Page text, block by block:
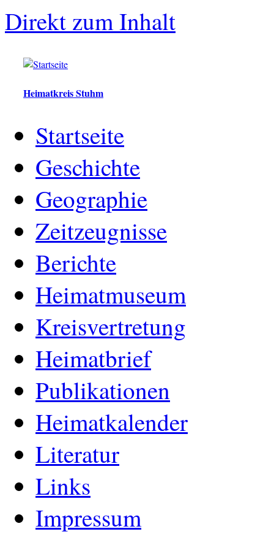
Direkt zum Inhalt
Heimatkreis Stuhm
Startseite
Geschichte
Geographie
Zeitzeugnisse
Berichte
Heimatmuseum
Kreisvertretung
Heimatbrief
Publikationen
Heimatkalender
Literatur
Links
Impressum